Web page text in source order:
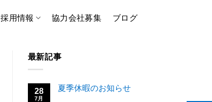
採用情報 協力会社募集 ブログ
最新記事
28
7月
夏季休暇のお知らせ